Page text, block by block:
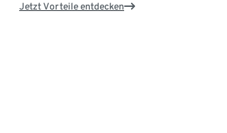
Jetzt Vorteile entdecken